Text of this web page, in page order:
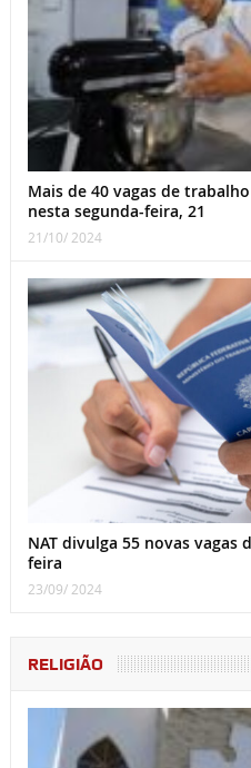
Mais de 40 vagas de
nesta segunda-feira, 21
21/10/ 2024
NAT divulga 55 novas vagas
feira
23/09/ 2024
RELIGIÃO